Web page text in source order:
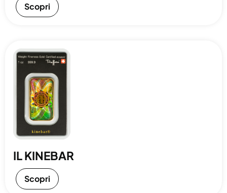
Scopri
IL KINEBAR
Scopri